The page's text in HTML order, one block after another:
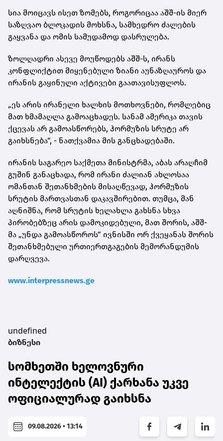
სია მოიცავს ისეთ ზომებს, როგორიცაა აშშ-ის მიერ
საზღვაო ბლოკადის მოხსნა, სამხედრო ძალების
გაყვანა და ომის სამუდამოდ დასრულება.
ზოლღადრი ასევე მოუწოდებს აშშ-ს, ირანს
კონფლიქტით მიყენებული ზიანი აუნაზღაუროს და
ირანის გაყინული აქტივები გაათავისუფლოს.
„ეს არის ირანელი ხალხის მოთხოვნები, რომლებიც
მათ ხმამაღლა გამოაცხადეს. სანამ ამერიკა თავის
ქცევას არ გამოასწორებს, ჰორმუზის სრუტე არ
გაიხსნება“, - ნათქვამია მის განცხადებაში.
ირანის საგარეო საქმეთა მინისტრმა, აბას არაღჩიმ
გუშინ განაცხადა, რომ ირანი ძალიან ახლოსაა
ომანთან შეთანხმების მისაღწევად, ჰორმუზის
სრუტის მართვასთან დაკავშირებით. თუმცა, მან
აღნიშნა, რომ სრუტის ხელახლა გახსნა სხვა
პირობებზეც არის დამოკიდებული, მათ შორის, აშშ-
მა „უნდა გამოასწოროს“ ივნისში ორ ქვეყანას შორის
შეთანხმებული ურთიერთგაგების მემორანდუმის
დარღვევა.
www.interpressnews.ge
undefined
ბიზნესი
სომხეთში ხელოვნური
ინტელექტის (AI) ქარხანა უკვე
ოფიციალურად გაიხსნა
09.08.2026 • 13:14